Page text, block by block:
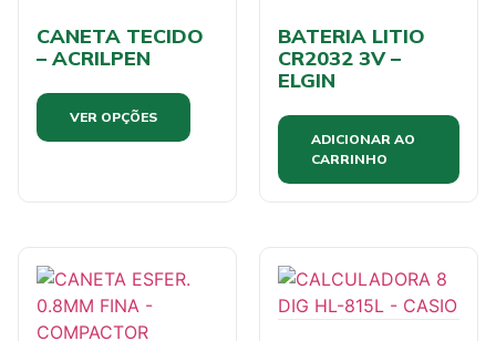
CANETA TECIDO
– ACRILPEN
VER OPÇÕES
BATERIA LITIO
CR2032 3V –
ELGIN
ADICIONAR AO
CARRINHO